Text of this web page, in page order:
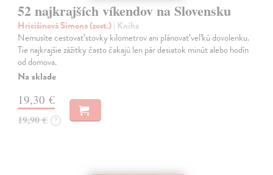
52 najkrajších víkendov na Slovensku
Hricišinová Simona (zost.)| Kniha
Nemusíte cestovať stovky kilometrov ani plánovať veľkú dovolenku.
Tie najkrajšie zážitky často čakajú len pár desiatok minút alebo hodín
od domova.
Na sklade
19,30 €
19,90 € ?